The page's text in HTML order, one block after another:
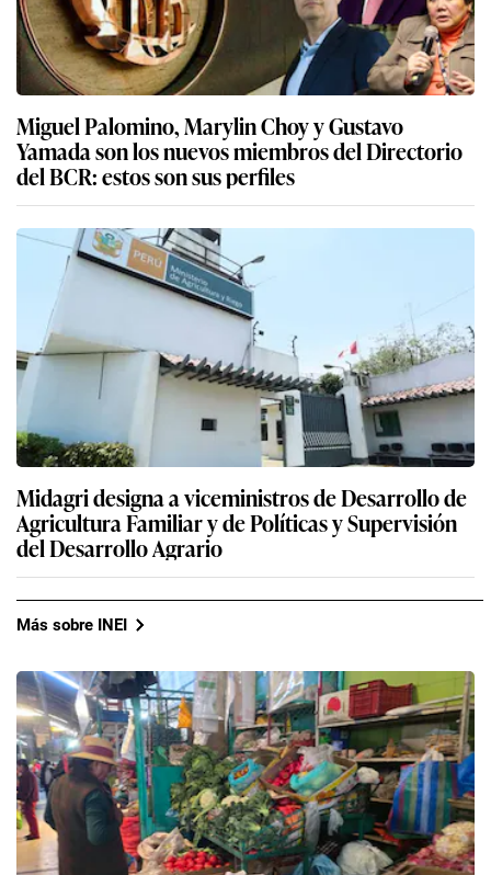
Miguel Palomino, Marylin Choy y Gustavo
Yamada son los nuevos miembros del Directorio
del BCR: estos son sus perfiles
Midagri designa a viceministros de Desarrollo de
Agricultura Familiar y de Políticas y Supervisión
del Desarrollo Agrario
Más sobre INEI